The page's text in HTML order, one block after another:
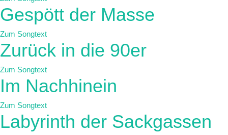
Gespött der Masse
Zum Songtext
Zurück in die 90er
Zum Songtext
Im Nachhinein
Zum Songtext
Labyrinth der Sackgassen